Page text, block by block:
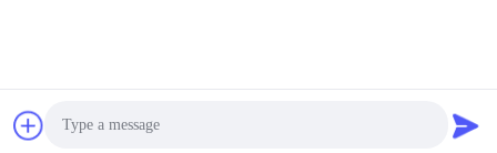
চীন ভালো মানের কার্বাইড মিলিং সরঞ্জাম সরবরাহকারী। কপিরাইট © 2018-2026
carbideend-mill.com . সমস্ত অধিকার সংরক্ষিত.